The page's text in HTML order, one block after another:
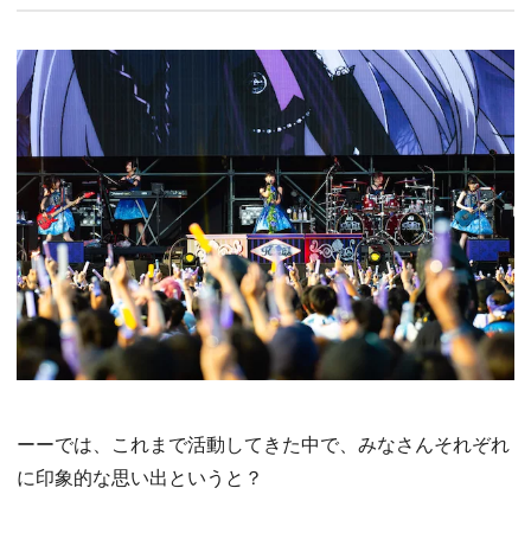
ーーでは、これまで活動してきた中で、みなさんそれぞれ
に印象的な思い出というと？